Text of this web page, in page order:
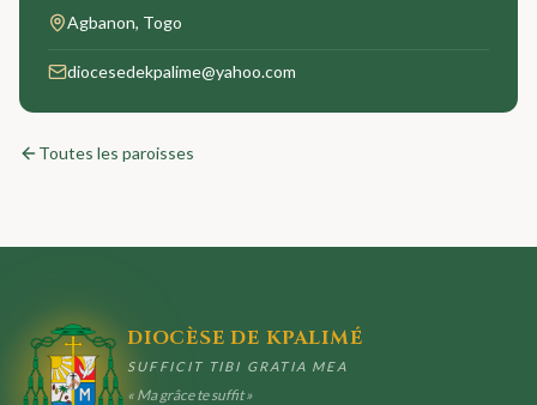
Agbanon, Togo
diocesedekpalime@yahoo.com
Toutes les paroisses
DIOCÈSE DE KPALIMÉ
SUFFICIT TIBI GRATIA MEA
« Ma grâce te suffit »